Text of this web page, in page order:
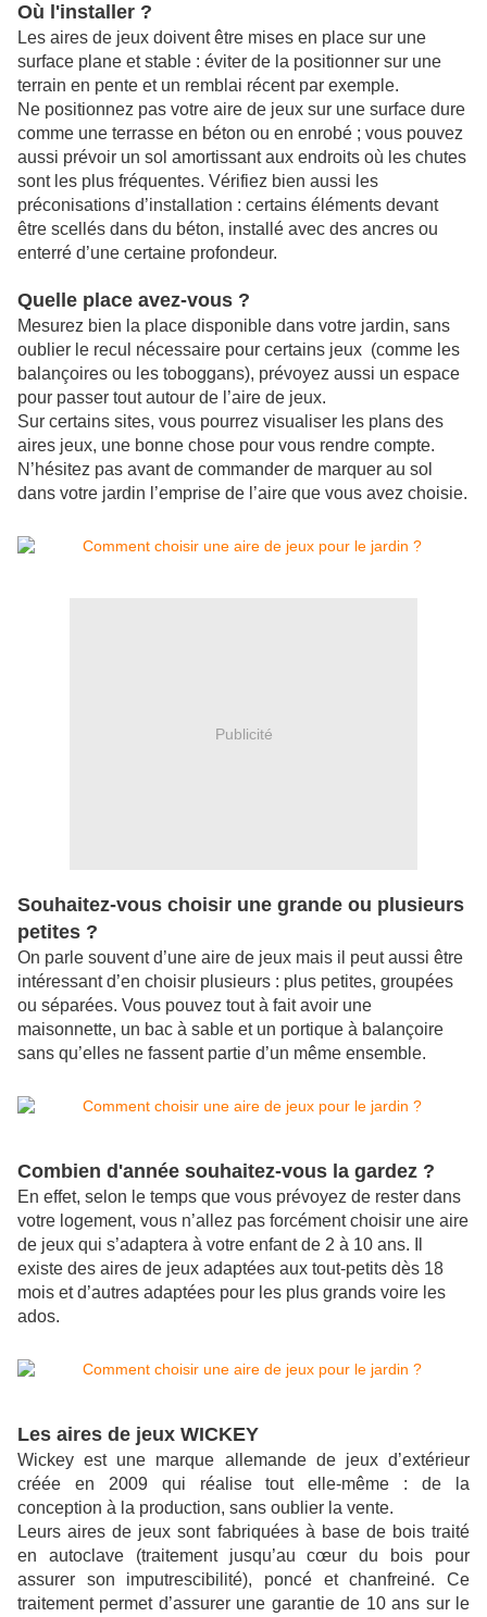
Où l'installer ?
Les aires de jeux doivent être mises en place sur une
surface plane et stable : éviter de la positionner sur une
terrain en pente et un remblai récent par exemple.
Ne positionnez pas votre aire de jeux sur une surface dure
comme une terrasse en béton ou en enrobé ; vous pouvez
aussi prévoir un sol amortissant aux endroits où les chutes
sont les plus fréquentes. Vérifiez bien aussi les
préconisations d’installation : certains éléments devant
être scellés dans du béton, installé avec des ancres ou
enterré d’une certaine profondeur.
Quelle place avez-vous ?
Mesurez bien la place disponible dans votre jardin, sans
oublier le recul nécessaire pour certains jeux (comme les
balançoires ou les toboggans), prévoyez aussi un espace
pour passer tout autour de l’aire de jeux.
Sur certains sites, vous pourrez visualiser les plans des
aires jeux, une bonne chose pour vous rendre compte.
N’hésitez pas avant de commander de marquer au sol
dans votre jardin l’emprise de l’aire que vous avez choisie.
Publicité
Souhaitez-vous choisir une grande ou plusieurs
petites ?
On parle souvent d’une aire de jeux mais il peut aussi être
intéressant d’en choisir plusieurs : plus petites, groupées
ou séparées. Vous pouvez tout à fait avoir une
maisonnette, un bac à sable et un portique à balançoire
sans qu’elles ne fassent partie d’un même ensemble.
Combien d'année souhaitez-vous la gardez ?
En effet, selon le temps que vous prévoyez de rester dans
votre logement, vous n’allez pas forcément choisir une aire
de jeux qui s’adaptera à votre enfant de 2 à 10 ans. Il
existe des aires de jeux adaptées aux tout-petits dès 18
mois et d’autres adaptées pour les plus grands voire les
ados.
Les aires de jeux WICKEY
Wickey est une marque allemande de jeux d’extérieur
créée en 2009 qui réalise tout elle-même : de la
conception à la production, sans oublier la vente.
Leurs aires de jeux sont fabriquées à base de bois traité
en autoclave (traitement jusqu’au cœur du bois pour
assurer son imputrescibilité), poncé et chanfreiné. Ce
traitement permet d’assurer une garantie de 10 ans sur le